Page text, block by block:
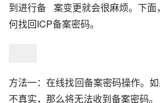
到进行备   案变更就会很麻烦。下
何找回ICP备案密码。
方法一：在线找回备案密码操作。
不真实，那么将无法收到备案密码。